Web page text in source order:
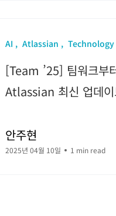
AI Atlassian Technology
[Team ’25] 팀워크부
Atlassian 최신 업데
안주현
2025년 04월 10일 1 min read